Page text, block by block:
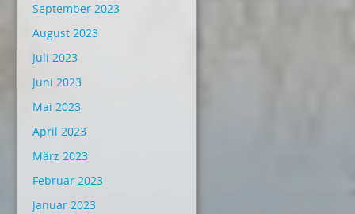
September 2023
August 2023
Juli 2023
Juni 2023
Mai 2023
April 2023
März 2023
Februar 2023
Januar 2023